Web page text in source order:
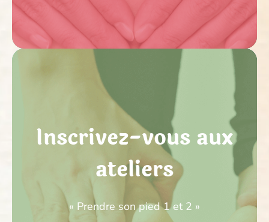
Inscrivez-vous aux
ateliers
« Prendre son pied 1 et 2 »